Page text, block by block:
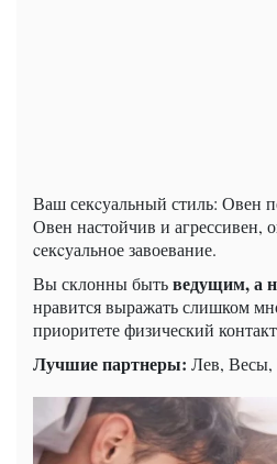
Ваш секcуальный стиль: Овен
Овен настойчив и агрессивен,
cекcуальное завоевание.
Вы склонны бытьведущим, а
нравится выражать слишком
приоритете физический
Лучшие партнеры: Лев, Весы,